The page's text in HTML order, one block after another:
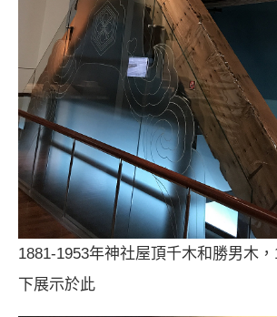
1881-1953年神社屋頂千木和勝男木
下展示於此